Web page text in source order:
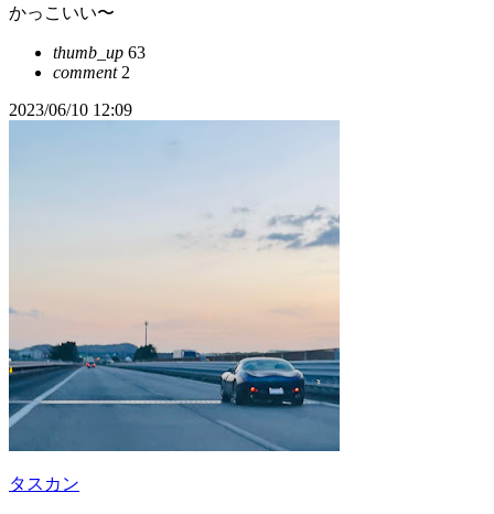
かっこいい〜
thumb_up 63
comment2
2023/06/10 12:09
タスカン